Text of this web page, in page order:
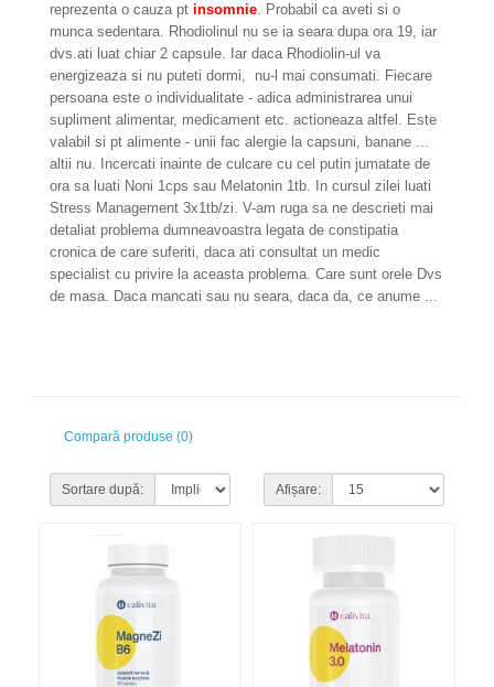
reprezenta o cauza pt insomnie. Probabil ca aveti si o
munca sedentara. Rhodiolinul nu se ia seara dupa ora 19, iar
dvs.ati luat chiar 2 capsule. Iar daca Rhodiolin-ul va
energizeaza si nu puteti dormi, nu-l mai consumati. Fiecare
persoana este o individualitate - adica administrarea unui
supliment alimentar, medicament etc. actioneaza altfel. Este
valabil si pt alimente - unii fac alergie la capsuni, banane ...
altii nu. Incercati inainte de culcare cu cel putin jumatate de
ora sa luati Noni 1cps sau Melatonin 1tb. In cursul zilei luati
Stress Management 3x1tb/zi. V-am ruga sa ne descrieti mai
detaliat problema dumneavoastra legata de constipatia
cronica de care suferiti, daca ati consultat un medic
specialist cu privire la aceasta problema. Care sunt orele Dvs
de masa. Daca mancati sau nu seara, daca da, ce anume ...
Compară produse (0)
Sortare după: Afișare: